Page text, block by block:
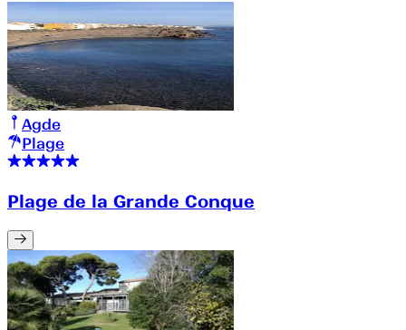
Agde
Plage
Plage de la Grande Conque